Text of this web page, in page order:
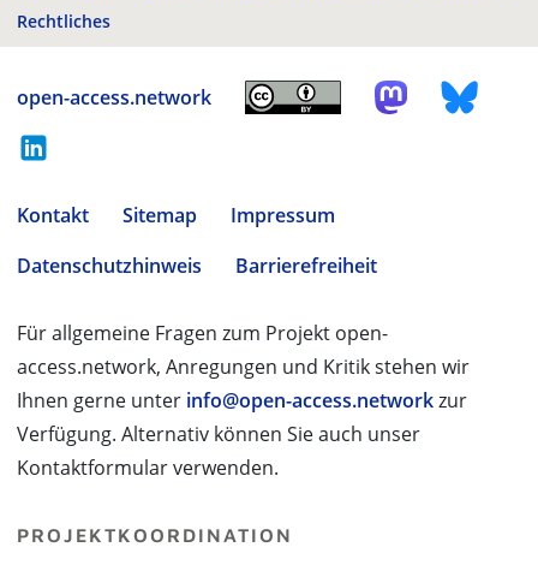
Rechtliches
open-access.network
Kontakt Sitemap
Impressum
Datenschutzhinweis
Barrierefreiheit
Für allgemeine Fragen zum Projekt open-
access.network, Anregungen und Kritik stehen wir
Ihnen gerne unter info@open-access.networkzur
Verfügung. Alternativ können Sie auch unser
Kontaktformular verwenden.
PROJEKTKOORDINATION